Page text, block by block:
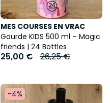
MES COURSES EN VRAC
Gourde KIDS 500 ml – Magic
friends | 24 Bottles
25,00 € 26,25 €
-4%